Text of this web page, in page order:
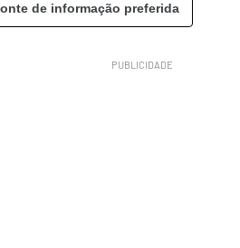
de informação preferida